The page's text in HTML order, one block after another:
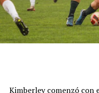
Cómo funciona el Power
Esta clasificación
Kimberley comenzó con